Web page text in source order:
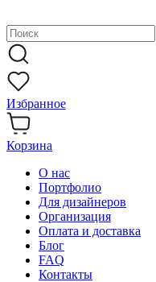
Избранное
Корзина
О нас
Портфолио
Для дизайнеров
Организация
Оплата и доставка
Блог
FAQ
Контакты